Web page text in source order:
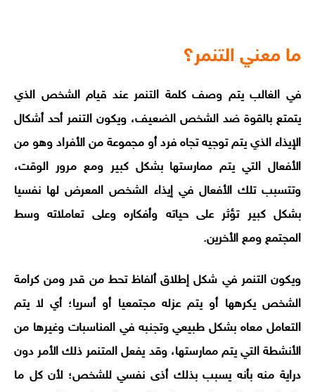
ما معني التنمر؟
في الغالب يتم وصف كلمة التنمر عند قيام الشخص الذي
يتمتع بالقوة ضد الشخص الضعيف، ويكون التنمر أحد أشكال
الإيذاء الذي يتم توجيه تجاه فرد أو مجموعة من الأفراد وهو من
الأفعال التي يتم ممارستها بشكل كبير ومع مرور الوقت،
وتتسبب تلك الأفعال في إيذاء الشخص المعرض لها نفسيا
بشكل كبير تؤثر على حياته وأفكاره وعلى تعاملاته وسط
المجتمع ومع الأخرين.
ويكون التنمر في شكل إطلاق ألفاظ تحط من قدر ومن كرامة
الشخص يكرهها أو يتم عزله مجتمعيا أو أسريا؛ أي لا يتم
التعامل معاه بشكل طبيعي وتجنبه في المناسبات وغيرها من
الأنشطة التي يتم ممارستها، وقد يفعل المتنمر ذلك الأمر دون
دراية منه بأنه يسبب بذلك أذى نفسي للشخص؛ لأن كل ما